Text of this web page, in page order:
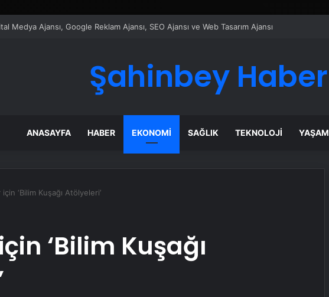
? Uetds.com İle Akıllı Dijital Taşımacılık Yazılımı
Şahinbey Haber
ANASAYFA HABER EKONOMI SAĞLIK TEKNOLOJI YAŞAM
‘Bilim Kuşağı Atölyeleri’
‘Bilim Kuşağı